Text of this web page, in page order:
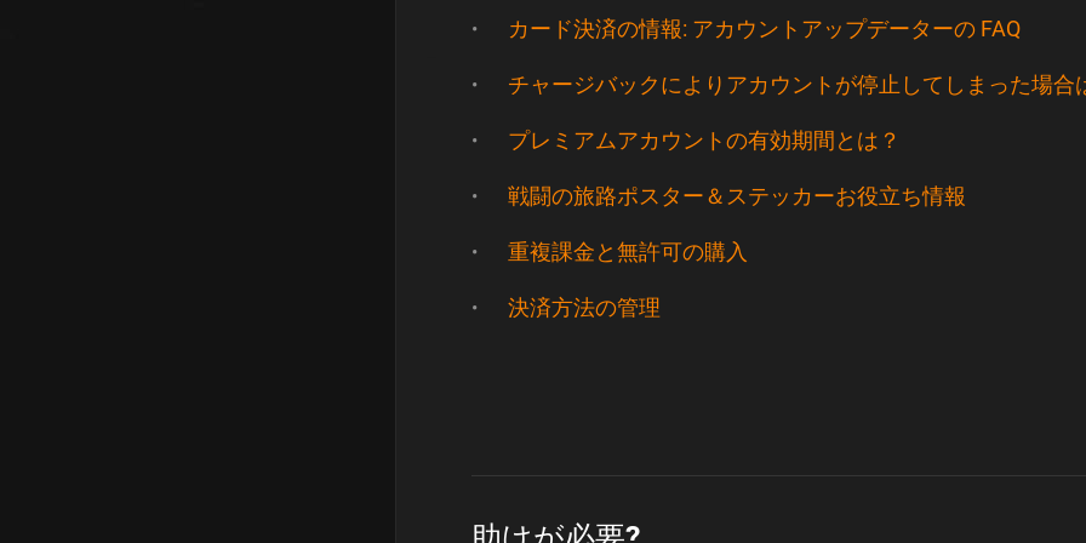
カード決済の情報: アカウントアップデーターの FAQ
チャージバックによりアカウントが停止してしまった場合
プレミアムアカウントの有効期間とは？
戦闘の旅路ポスター＆ステッカーお役立ち情報
重複課金と無許可の購入
決済方法の管理